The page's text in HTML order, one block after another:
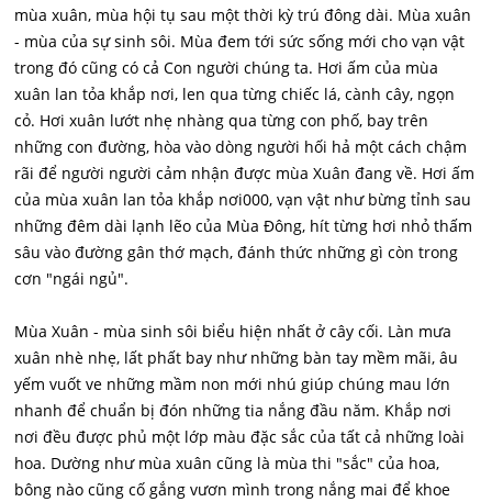
mùa xuân, mùa hội tụ sau một thời kỳ trú đông dài. Mùa xuân
- mùa của sự sinh sôi. Mùa đem tới sức sống mới cho vạn vật
trong đó cũng có cả Con người chúng ta. Hơi ấm của mùa
xuân lan tỏa khắp nơi, len qua từng chiếc lá, cành cây, ngọn
cỏ. Hơi xuân lướt nhẹ nhàng qua từng con phố, bay trên
những con đường, hòa vào dòng người hối hả một cách chậm
rãi để người người cảm nhận được mùa Xuân đang về. Hơi ấm
của mùa xuân lan tỏa khắp nơi000, vạn vật như bừng tỉnh sau
những đêm dài lạnh lẽo của Mùa Đông, hít từng hơi nhỏ thấm
sâu vào đường gân thớ mạch, đánh thức những gì còn trong
cơn "ngái ngủ".
Mùa Xuân - mùa sinh sôi biểu hiện nhất ở cây cối. Làn mưa
xuân nhè nhẹ, lất phất bay như những bàn tay mềm mãi, âu
yếm vuốt ve những mầm non mới nhú giúp chúng mau lớn
nhanh để chuẩn bị đón những tia nắng đầu năm. Khắp nơi
nơi đều được phủ một lớp màu đặc sắc của tất cả những loài
hoa. Dường như mùa xuân cũng là mùa thi "sắc" của hoa,
bông nào cũng cố gắng vươn mình trong nắng mai để khoe